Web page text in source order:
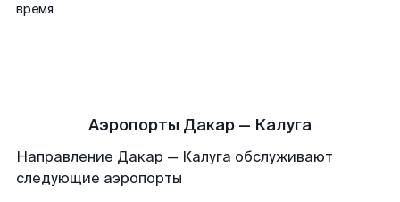
время
Аэропорты Дакар — Калуга
Направление Дакар — Калуга обслуживают
следующие аэропорты